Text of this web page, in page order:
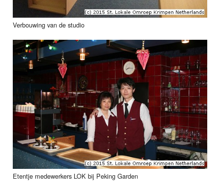
Verbouwing van de studio
Etentje medewerkers LOK bij Peking Garden